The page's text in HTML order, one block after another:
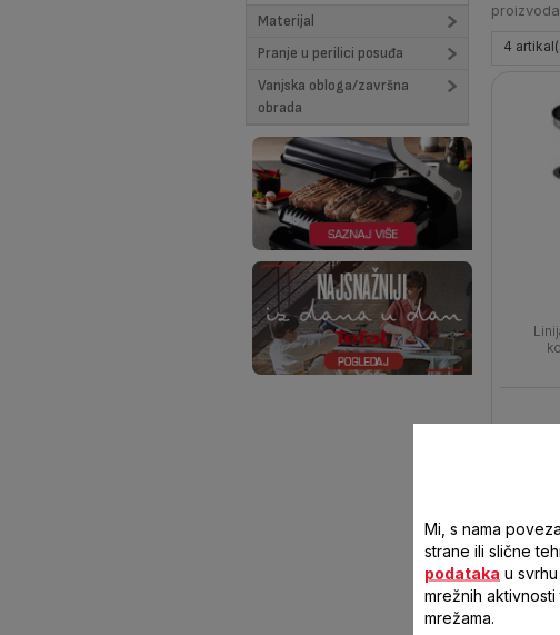
Materijal
Pranje u perilici posuđa
NE (1)
Vanjska obloga/završna
obrada
Lak (1)
4
Mi, s nama
strane ili slične
podataka u
mrežnih
mrežama.